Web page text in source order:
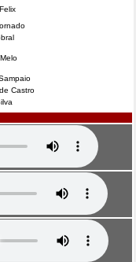
Castro